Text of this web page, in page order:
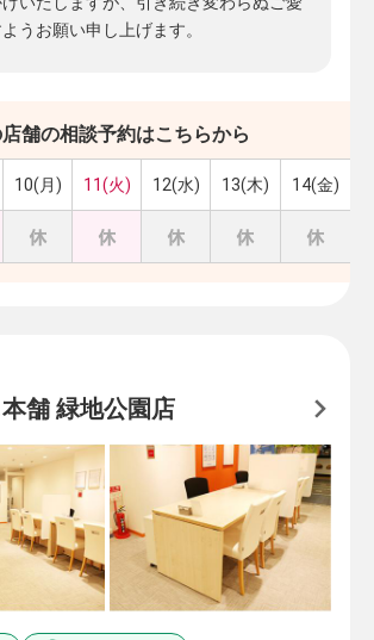
うお願い申し上げます。
舗の相談予約はこちらから
10(月) 11(火) 12(水) 13(木) 14(金)
舗 緑地公園店